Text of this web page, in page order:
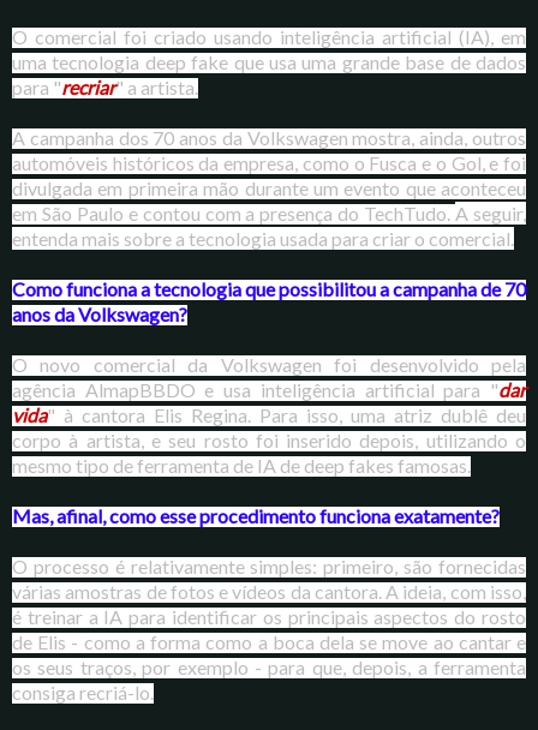
O comercial foi criado usando inteligência artificial (IA), em
uma tecnologia deep fake que usa uma grande base de dados
para "recriar" a artista.
A campanha dos 70 anos da Volkswagen mostra, ainda, outros
automóveis históricos da empresa, como o Fusca e o Gol, e foi
divulgada em primeira mão durante um evento que aconteceu
em São Paulo e contou com a presença do TechTudo. A seguir,
entenda mais sobre a tecnologia usada para criar o comercial.
Como funciona a tecnologia que possibilitou a campanha de 70
anos da Volkswagen?
O novo comercial da Volkswagen foi desenvolvido pela
agência AlmapBBDO e usa inteligência artificial para "dar
vida" à cantora Elis Regina. Para isso, uma atriz dublê deu
corpo à artista, e seu rosto foi inserido depois, utilizando o
mesmo tipo de ferramenta de IA de deep fakes famosas.
Mas, afinal, como esse procedimento funciona exatamente?
O processo é relativamente simples: primeiro, são fornecidas
várias amostras de fotos e vídeos da cantora. A ideia, com isso,
é treinar a IA para identificar os principais aspectos do rosto
de Elis - como a forma como a boca dela se move ao cantar e
os seus traços, por exemplo - para que, depois, a ferramenta
consiga recriá-lo.